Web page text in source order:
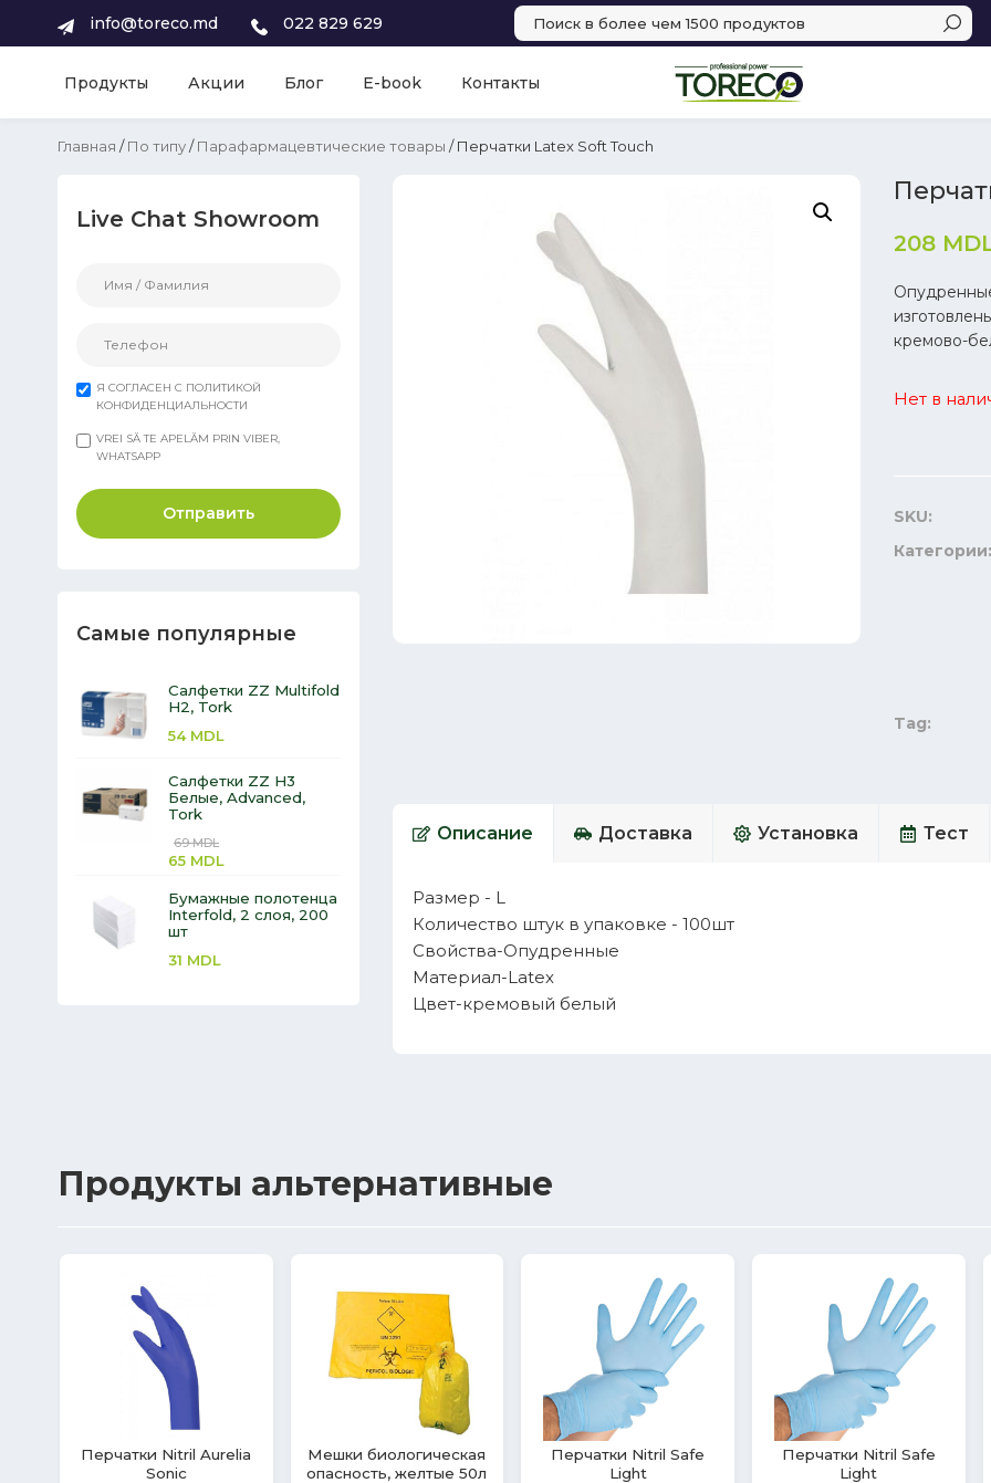
info@toreco.md 022 829 629
Продукты Акции Блог E-book Контакты
Главная /По типу/Парафармацевтические товары / Перчатки Latex Soft Touch
Live Chat Showroom
Я СОГЛАСЕН С ПОЛИТИКОЙ
КОНФИДЕНЦИАЛЬНОСТИ
VREI SĂ TE APELĂM PRIN VIBER,
WHATSAPP
Отправить
Самые популярные
Салфетки ZZ Multifold
H2, Tork
54 MDL
Салфетки ZZ H3
Белые, Advanced,
Tork
69MDL
65 MDL
Бумажные полотенца
Interfold, 2 слоя, 200
шт
31 MDL
208
кремово-
Нет в
SKU:
Категории:
Tag:
Описание Доставка Установка Тест
Размер - L
Количество штук в упаковке - 100шт
Свойства-Опудренные
Материал-Latex
Цвет-кремовый белый
Продукты альтернативные
Перчатки Nitril Safe
Light
Спиртовое
дезинфицирующее
Влажные салфетки с
гигиеническим и
Перчатки Nitril Aurelia
Sonic